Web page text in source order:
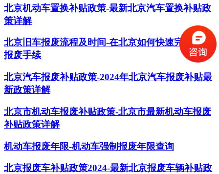
北京机动车置换补贴政策-最新北京汽车置换补贴政
策详解
北京旧车报废流程及时间-在北京如何快速完成旧车
报废手续
北京汽车报废补贴政策-2024年北京汽车报废补贴最
新政策详解
北京市机动车报废补贴政策-北京市最新机动车报废
补贴政策详解
机动车报废年限-机动车强制报废年限查询
北京报废车补贴政策2024-最新北京报废车辆补贴政